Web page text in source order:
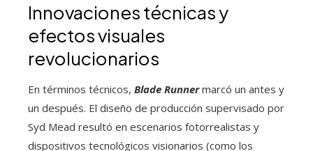
Innovaciones técnicas y
efectos visuales
revolucionarios
En términos técnicos, Blade Runner marcó un antes y
un después. El diseño de producción supervisado por
Syd Mead resultó en escenarios fotorrealistas y
dispositivos tecnológicos visionarios (como los